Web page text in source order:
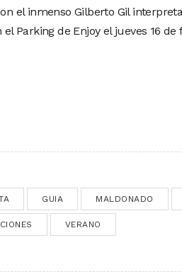
el inmenso Gilberto Gil
Parking de Enjoy el jueves 16
GUIA MALDONADO
VERANO